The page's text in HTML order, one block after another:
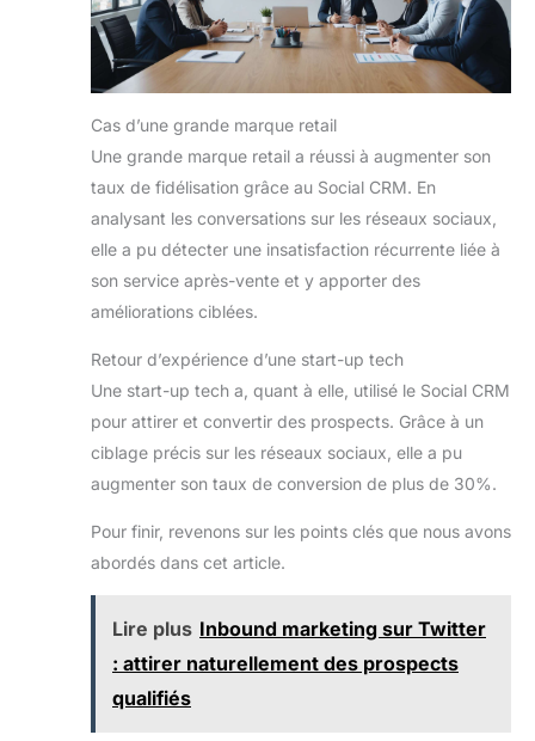
Cas d’une grande marque retail
Une grande marque retail a réussi à augmenter son
taux de fidélisation grâce au Social CRM. En
analysant les conversations sur les réseaux sociaux,
elle a pu détecter une insatisfaction récurrente liée à
son service après-vente et y apporter des
améliorations ciblées.
Retour d’expérience d’une start-up tech
Une start-up tech a, quant à elle, utilisé le Social CRM
pour attirer et convertir des prospects. Grâce à un
ciblage précis sur les réseaux sociaux, elle a pu
augmenter son taux de conversion de plus de 30%.
Pour finir, revenons sur les points clés que nous avons
abordés dans cet article.
Lire plus Inbound marketing sur Twitter
: attirer naturellement des prospects
qualifiés